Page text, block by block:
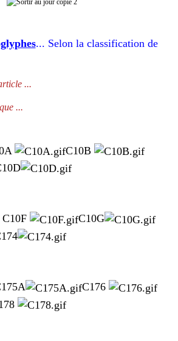
... Selon la classification de
...
...
C10B
C10G
C176